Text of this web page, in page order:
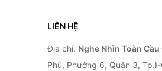
LIÊN HỆ
Địa chỉ: Nghe Nhìn Toàn Cầu
Phủ, Phường 6, Quận 3,